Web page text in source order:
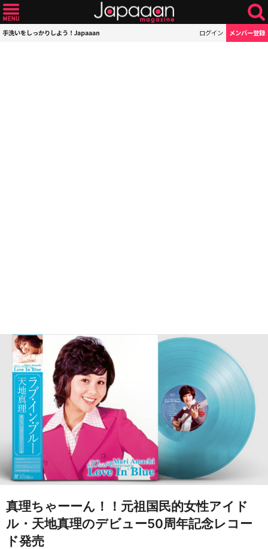
手洗いをしっかりしよう！Japaaan ログイン メンバー登録
真理ちゃーーん！！元祖国民的女性アイド
ル・天地真理のデビュー50周年記念レコー
ド発売